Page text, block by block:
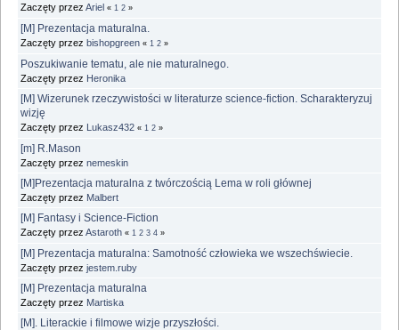
Zaczęty przez Ariel « 1 2 »
[M] Prezentacja maturalna.
Zaczęty przez bishopgreen « 1 2 »
Poszukiwanie tematu, ale nie maturalnego.
Zaczęty przez Heronika
[M] Wizerunek rzeczywistości w literaturze science-fiction. Scharakteryzuj
wizję
Zaczęty przez Lukasz432 « 1 2 »
[m] R.Mason
Zaczęty przez nemeskin
[M]Prezentacja maturalna z twórczością Lema w roli głównej
Zaczęty przez Malbert
[M] Fantasy i Science-Fiction
Zaczęty przez Astaroth « 1 2 3 4 »
[M] Prezentacja maturalna: Samotność człowieka we wszechświecie.
Zaczęty przez jestem.ruby
[M] Prezentacja maturalna
Zaczęty przez Martiska
[M]. Literackie i filmowe wizje przyszłości.